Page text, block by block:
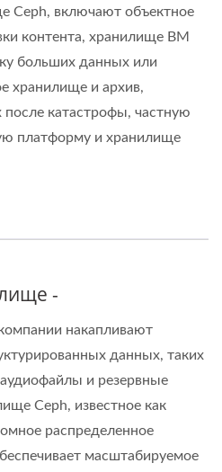
Ceph, включают объектное
контента, хранилище ВМ
больших данных или
хранилище и архив,
после катастрофы, частную
платформу и хранилище
-
накапливают
данных, таких
и резервные
Ceph, известное как
распределенное
масштабируемое